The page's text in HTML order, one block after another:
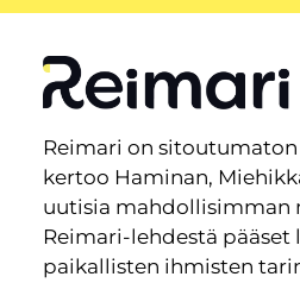
Reimari on
kertoo Haminan,
uutisia mahdollisimman
Reimari-lehdestä pääset
paikallisten ihmisten